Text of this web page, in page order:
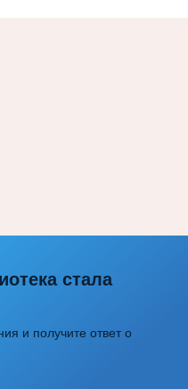
стала
и получите ответ о